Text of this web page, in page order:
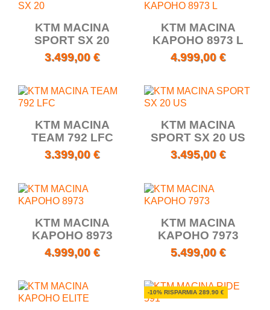
KTM MACINA
SPORT SX 20
3.499,00 €
KTM MACINA
KAPOHO 8973 L
4.999,00 €
KTM MACINA
TEAM 792 LFC
3.399,00 €
KTM MACINA
SPORT SX 20 US
3.495,00 €
KTM MACINA
KAPOHO 8973
4.999,00 €
KTM MACINA
KAPOHO 7973
5.499,00 €
-10% RISPARMIA 289.90 €